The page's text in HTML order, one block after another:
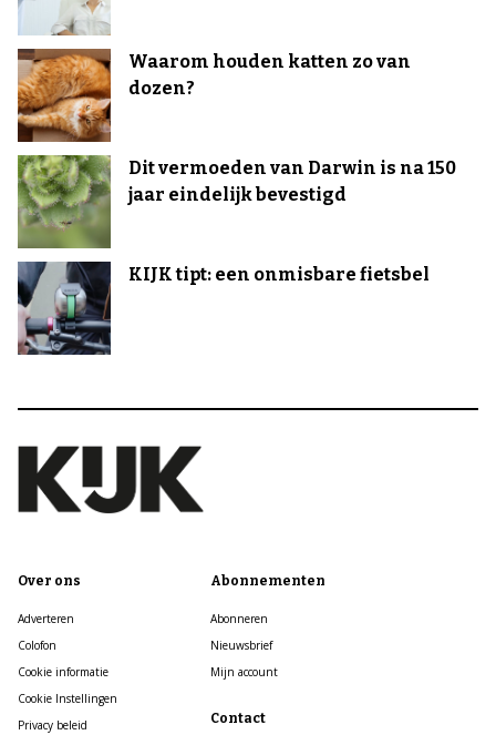
Waarom houden katten zo van
dozen?
Dit vermoeden van Darwin is na 150
jaar eindelijk bevestigd
KIJK tipt: een onmisbare fietsbel
Over ons
Adverteren
Colofon
Cookie informatie
Cookie Instellingen
Privacy beleid
Abonnementen
Abonneren
Nieuwsbrief
Mijn account
Contact